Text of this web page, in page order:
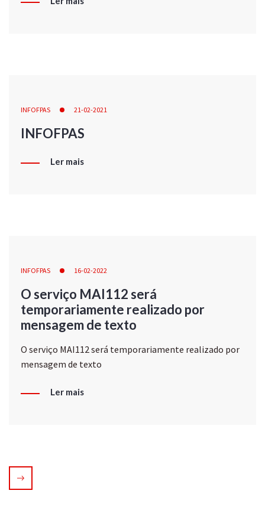
INFOFPAS 21-02-2021
INFOFPAS
Ler mais
INFOFPAS 16-02-2022
O serviço MAI112 será
temporariamente realizado por
mensagem de texto
O serviço MAI112 será temporariamente realizado por
mensagem de texto
Ler mais